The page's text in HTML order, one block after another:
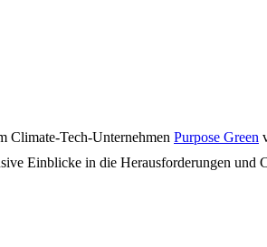
Climate-Tech-Unternehmen Purpose Green
Einblicke in die Herausforderungen und